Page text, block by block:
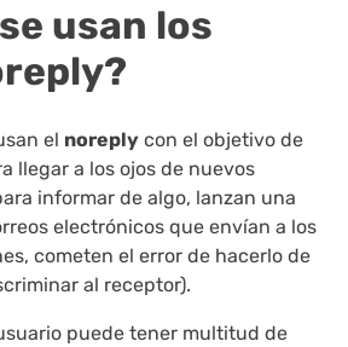
usan los
el noreply con el objetivo de
llegar a los ojos de nuevos
informar de algo, lanzan una
electrónicos que envían a los
cometen el error de hacerlo de
al receptor).
puede tener multitud de